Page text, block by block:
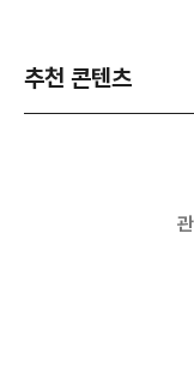
추천 콘텐츠